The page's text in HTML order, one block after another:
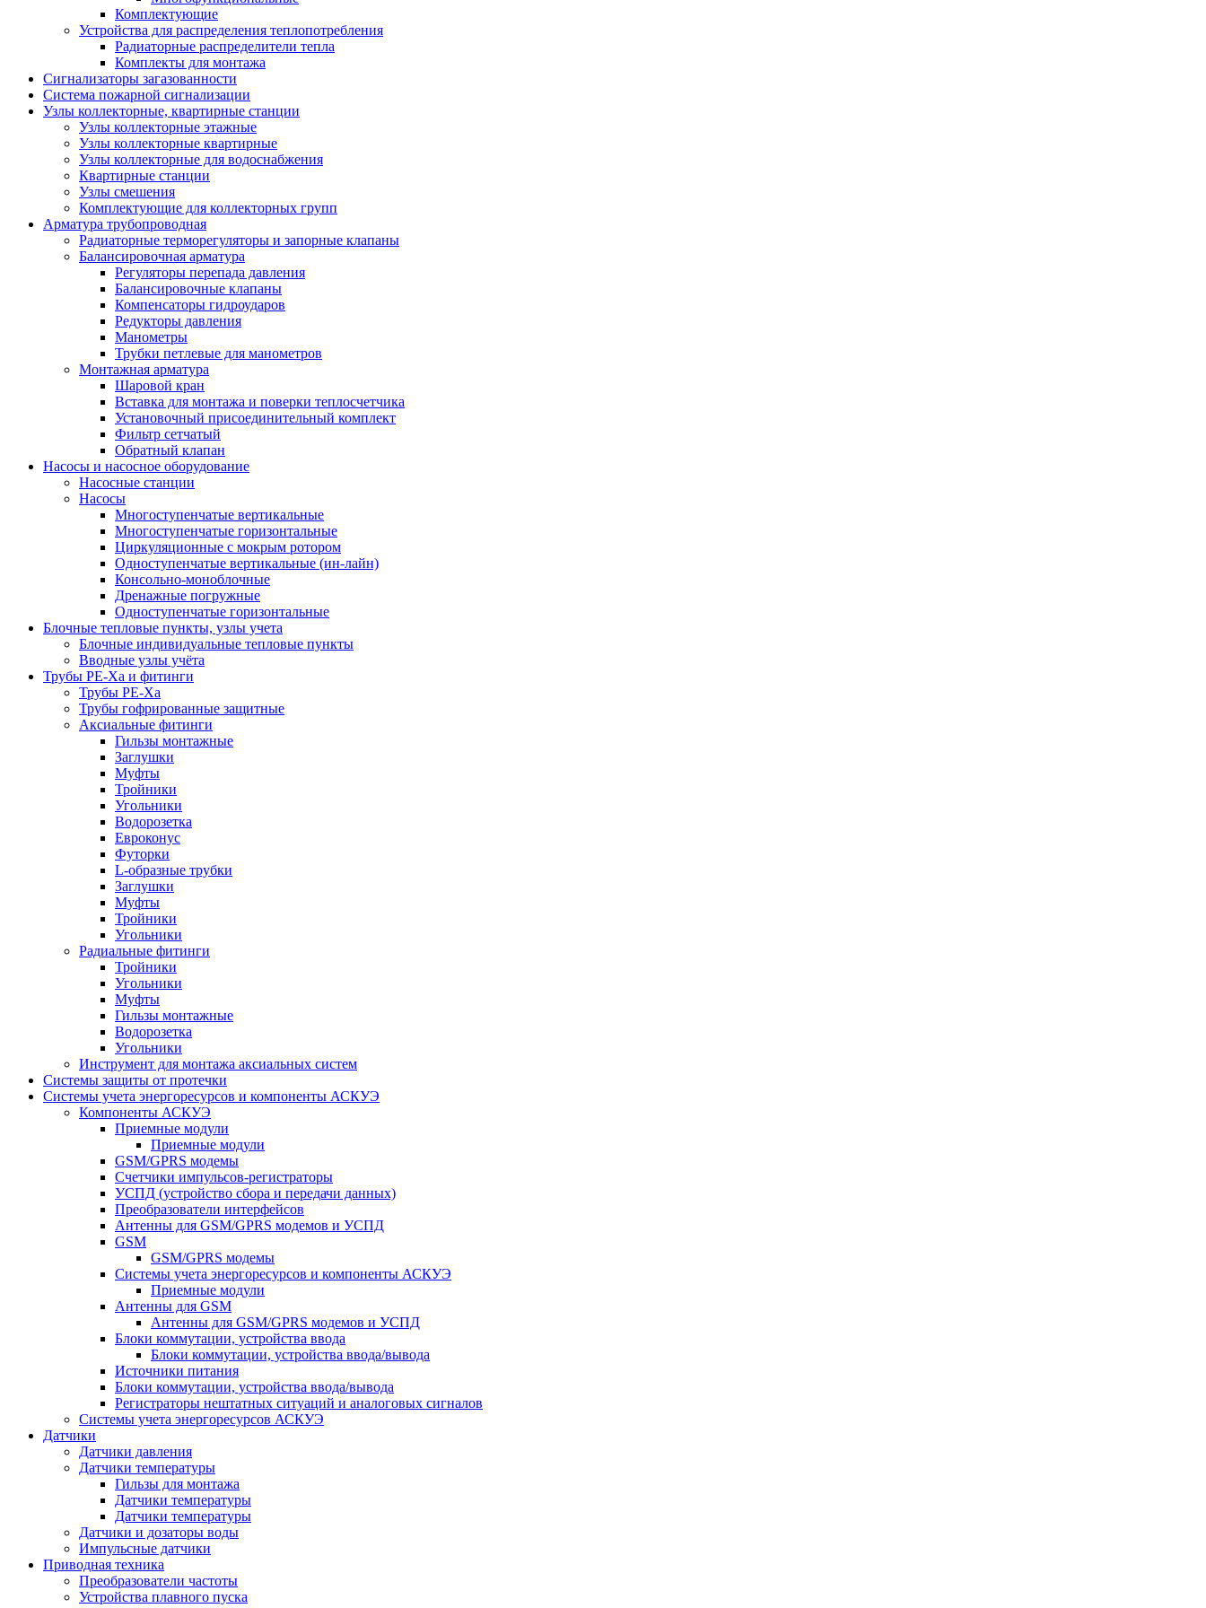
Комплектующие
Устройства для распределения теплопотребления
Радиаторные распределители тепла
Комплекты для монтажа
Сигнализаторы загазованности
Система пожарной сигнализации
Узлы коллекторные, квартирные станции
Узлы коллекторные этажные
Узлы коллекторные квартирные
Узлы коллекторные для водоснабжения
Квартирные станции
Узлы смешения
Комплектующие для коллекторных групп
Арматура трубопроводная
Радиаторные терморегуляторы и запорные клапаны
Балансировочная арматура
Регуляторы перепада давления
Балансировочные клапаны
Компенсаторы гидроударов
Редукторы давления
Манометры
Трубки петлевые для манометров
Монтажная арматура
Шаровой кран
Вставка для монтажа и поверки теплосчетчика
Установочный присоединительный комплект
Фильтр сетчатый
Обратный клапан
Насосы и насосное оборудование
Насосные станции
Насосы
Многоступенчатые вертикальные
Многоступенчатые горизонтальные
Циркуляционные с мокрым ротором
Одноступенчатые вертикальные (ин-лайн)
Консольно-моноблочные
Дренажные погружные
Одноступенчатые горизонтальные
Блочные тепловые пункты, узлы учета
Блочные индивидуальные тепловые пункты
Вводные узлы учёта
Трубы РЕ-Ха и фитинги
Трубы РЕ-Ха
Трубы гофрированные защитные
Аксиальные фитинги
Гильзы монтажные
Заглушки
Муфты
Тройники
Угольники
Водорозетка
Евроконус
Футорки
L-образные трубки
Заглушки
Муфты
Тройники
Угольники
Радиальные фитинги
Тройники
Угольники
Муфты
Гильзы монтажные
Водорозетка
Угольники
Инструмент для монтажа аксиальных систем
Системы защиты от протечки
Системы учета энергоресурсов и компоненты АСКУЭ
Компоненты АСКУЭ
Приемные модули
Приемные модули
GSM/GPRS модемы
Счетчики импульсов-регистраторы
УСПД (устройство сбора и передачи данных)
Преобразователи интерфейсов
Антенны для GSM/GPRS модемов и УСПД
GSM
GSM/GPRS модемы
Системы учета энергоресурсов и компоненты АСКУЭ
Приемные модули
Антенны для GSM
Антенны для GSM/GPRS модемов и УСПД
Блоки коммутации, устройства ввода
Блоки коммутации, устройства ввода/вывода
Источники питания
Блоки коммутации, устройства ввода/вывода
Регистраторы нештатных ситуаций и аналоговых сигналов
Системы учета энергоресурсов АСКУЭ
Датчики
Датчики давления
Датчики температуры
Гильзы для монтажа
Датчики температуры
Датчики температуры
Датчики и дозаторы воды
Импульсные датчики
Приводная техника
Преобразователи частоты
Устройства плавного пуска